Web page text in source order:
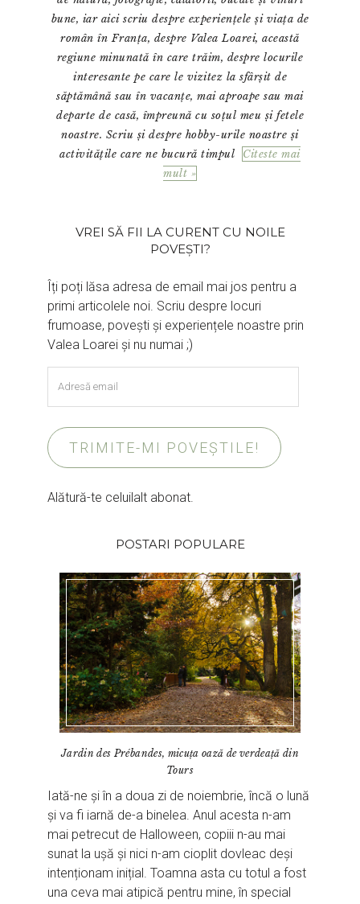
bune, iar aici scriu despre experiențele și viața de
român în Franța, despre Valea Loarei, această
regiune minunată în care trăim, despre locurile
interesante pe care le vizitez la sfârșit de
săptămână sau în vacanțe, mai aproape sau mai
departe de casă, împreună cu soțul meu și fetele
noastre. Scriu și despre hobby-urile noastre și
activitățile care ne bucură timpul
Citeste mai
mult »
VREI SĂ FII LA CURENT CU NOILE
POVEȘTI?
Îți poți lăsa adresa de email mai jos pentru a
primi articolele noi. Scriu despre locuri
frumoase, povești și experiențele noastre prin
Valea Loarei și nu numai ;)
email
TRIMITE-MI POVEȘTILE!
Alătură-te celuilalt abonat.
POSTARI POPULARE
Jardin des Prébandes, micuța oază de verdeață din
Tours
Iată-ne și în a doua zi de noiembrie, încă o lună
și va fi iarnă de-a binelea. Anul acesta n-am
mai petrecut de Halloween, copiii n-au mai
sunat la ușă și nici n-am cioplit dovleac deși
intenționam inițial. Toamna asta cu totul a fost
una ceva mai atipică pentru mine, în special